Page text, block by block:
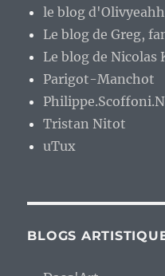
le blog d'Olivyeahh
Le blog de Greg,
Le blog de Nicolas
Parigot-Manchot
Tristan Nitot
uTux
BLOGS